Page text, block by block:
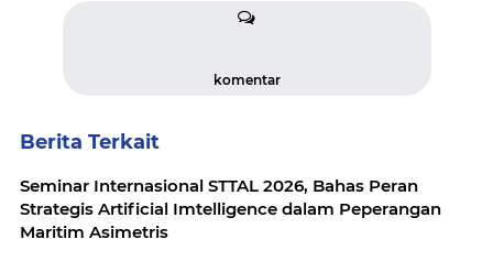
komentar
Berita Terkait
Seminar Internasional STTAL 2026, Bahas Peran
Strategis Artificial Imtelligence dalam Peperangan
Maritim Asimetris